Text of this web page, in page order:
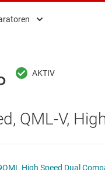
ICs
Services
QML-V,
High Speed Dual